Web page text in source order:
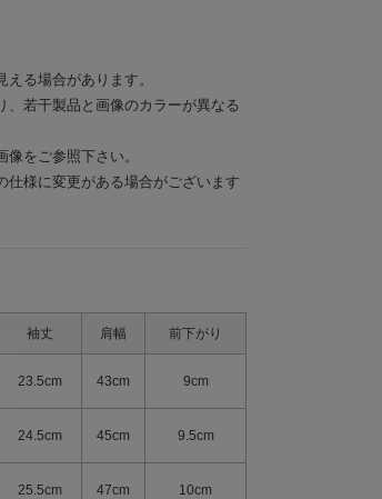
る場合があります。
、若干製品と画像のカラーが異なる
をご参照下さい。
様に変更がある場合がございます
袖丈 肩幅 前下がり
23.5cm 43cm 9cm
24.5cm 45cm 9.5cm
25.5cm 47cm 10cm